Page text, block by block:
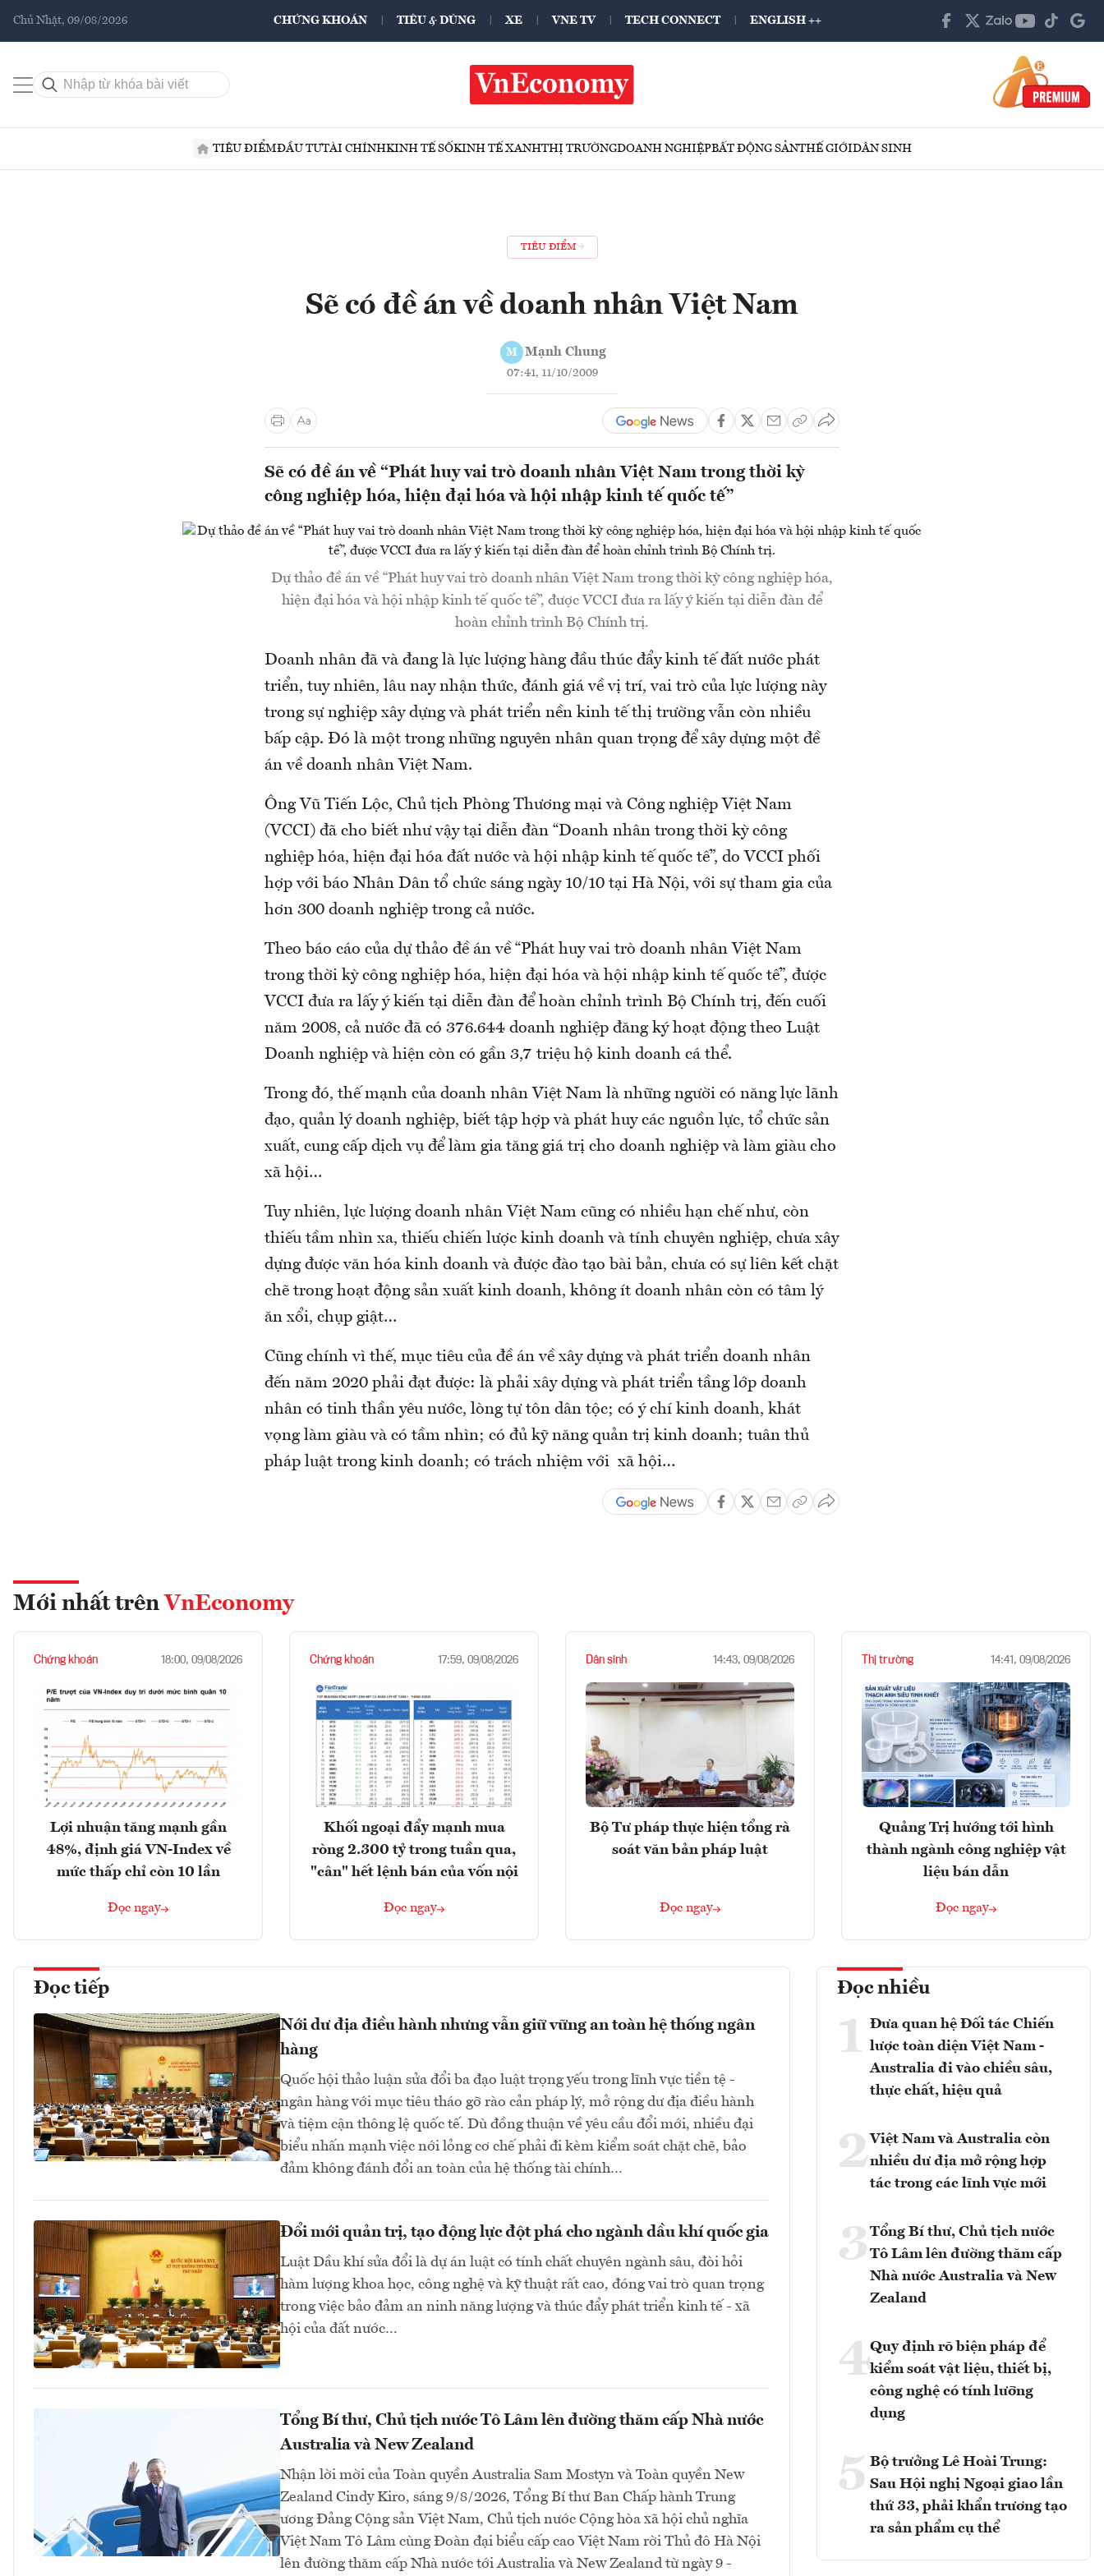
Chủ Nhật, 09/08/2026 CHỨNG KHOÁN TIÊU & DÙNG XE VNE TV TECH CONNECT ENGLISH ++
TIÊU ĐIỂMĐẦU TƯTÀI CHÍNHKINH TẾ SỐKINH TẾ XANHTHỊ TRƯỜNGDOANH NGHIỆPBẤT ĐỘNG SẢNTHẾ GIỚIDÂN SINH
TIÊU ĐIỂM
Sẽ có đề án về doanh nhân Việt Nam
M Mạnh Chung
07:41, 11/10/2009
Sẽ có đề án về “Phát huy vai trò doanh nhân Việt Nam trong thời kỳ
công nghiệp hóa, hiện đại hóa và hội nhập kinh tế quốc tế”
Dự thảo đề án về “Phát huy vai trò doanh nhân Việt Nam trong thời kỳ công nghiệp hóa,
hiện đại hóa và hội nhập kinh tế quốc tế”, được VCCI đưa ra lấy ý kiến tại diễn đàn để
hoàn chỉnh trình Bộ Chính trị.
Doanh nhân đã và đang là lực lượng hàng đầu thúc đẩy kinh tế đất nước phát
triển, tuy nhiên, lâu nay nhận thức, đánh giá về vị trí, vai trò của lực lượng này
trong sự nghiệp xây dựng và phát triển nền kinh tế thị trường vẫn còn nhiều
bấp cập. Đó là một trong những nguyên nhân quan trọng để xây dựng một đề
án về doanh nhân Việt Nam.
Ông Vũ Tiến Lộc, Chủ tịch Phòng Thương mại và Công nghiệp Việt Nam
(VCCI) đã cho biết như vậy tại diễn đàn “Doanh nhân trong thời kỳ công
nghiệp hóa, hiện đại hóa đất nước và hội nhập kinh tế quốc tế”, do VCCI phối
hợp với báo Nhân Dân tổ chức sáng ngày 10/10 tại Hà Nội, với sự tham gia của
hơn 300 doanh nghiệp trong cả nước.
Theo báo cáo của dự thảo đề án về “Phát huy vai trò doanh nhân Việt Nam
trong thời kỳ công nghiệp hóa, hiện đại hóa và hội nhập kinh tế quốc tế”, được
VCCI đưa ra lấy ý kiến tại diễn đàn để hoàn chỉnh trình Bộ Chính trị, đến cuối
năm 2008, cả nước đã có 376.644 doanh nghiệp đăng ký hoạt động theo Luật
Doanh nghiệp và hiện còn có gần 3,7 triệu hộ kinh doanh cá thể.
Trong đó, thế mạnh của doanh nhân Việt Nam là những người có năng lực lãnh
đạo, quản lý doanh nghiệp, biết tập hợp và phát huy các nguồn lực, tổ chức sản
xuất, cung cấp dịch vụ để làm gia tăng giá trị cho doanh nghiệp và làm giàu cho
xã hội…
Tuy nhiên, lực lượng doanh nhân Việt Nam cũng có nhiều hạn chế như, còn
thiếu tầm nhìn xa, thiếu chiến lược kinh doanh và tính chuyên nghiệp, chưa xây
dựng được văn hóa kinh doanh và được đào tạo bài bản, chưa có sự liên kết chặt
chẽ trong hoạt động sản xuất kinh doanh, không ít doanh nhân còn có tâm lý
ăn xổi, chụp giật…
Cũng chính vì thế, mục tiêu của đề án về xây dựng và phát triển doanh nhân
đến năm 2020 phải đạt được: là phải xây dựng và phát triển tầng lớp doanh
nhân có tinh thần yêu nước, lòng tự tôn dân tộc; có ý chí kinh doanh, khát
vọng làm giàu và có tầm nhìn; có đủ kỹ năng quản trị kinh doanh; tuân thủ
pháp luật trong kinh doanh; có trách nhiệm với xã hội…
Mới nhất trên VnEconomy
Chứng khoán 18:00, 09/08/2026
Lợi nhuận tăng mạnh gần
48%, định giá VN-Index về
mức thấp chỉ còn 10 lần
Đọc ngay
Chứng khoán 17:59, 09/08/2026
Khối ngoại đẩy mạnh mua
ròng 2.300 tỷ trong tuần qua,
"cân" hết lệnh bán của vốn nội
Đọc ngay
Dân sinh 14:43, 09/08/2026
Bộ Tư pháp thực hiện tổng rà
soát văn bản pháp luật
Đọc ngay
Thị trường 14:41, 09/08/2026
Quảng Trị hướng tới hình
thành ngành công nghiệp vật
liệu bán dẫn
Đọc ngay
Đọc tiếp
Nới dư địa điều hành nhưng vẫn giữ vững an toàn hệ thống ngân
hàng
Quốc hội thảo luận sửa đổi ba đạo luật trọng yếu trong lĩnh vực tiền tệ -
ngân hàng với mục tiêu tháo gỡ rào cản pháp lý, mở rộng dư địa điều hành
và tiệm cận thông lệ quốc tế. Dù đồng thuận về yêu cầu đổi mới, nhiều đại
biểu nhấn mạnh việc nới lỏng cơ chế phải đi kèm kiểm soát chặt chẽ, bảo
đảm không đánh đổi an toàn của hệ thống tài chính…
Đổi mới quản trị, tạo động lực đột phá cho ngành dầu khí quốc gia
Luật Dầu khí sửa đổi là dự án luật có tính chất chuyên ngành sâu, đòi hỏi
hàm lượng khoa học, công nghệ và kỹ thuật rất cao, đóng vai trò quan trọng
trong việc bảo đảm an ninh năng lượng và thúc đẩy phát triển kinh tế - xã
hội của đất nước…
Tổng Bí thư, Chủ tịch nước Tô Lâm lên đường thăm cấp Nhà nước
Australia và New Zealand
Nhận lời mời của Toàn quyền Australia Sam Mostyn và Toàn quyền New
Zealand Cindy Kiro, sáng 9/8/2026, Tổng Bí thư Ban Chấp hành Trung
ương Đảng Cộng sản Việt Nam, Chủ tịch nước Cộng hòa xã hội chủ nghĩa
Việt Nam Tô Lâm cùng Đoàn đại biểu cấp cao Việt Nam rời Thủ đô Hà Nội
lên đường thăm cấp Nhà nước tới Australia và New Zealand từ ngày 9 -
Đọc nhiều
1 Đưa quan hệ Đối tác Chiến
lược toàn diện Việt Nam -
Australia đi vào chiều sâu,
thực chất, hiệu quả
2Việt Nam và Australia còn
nhiều dư địa mở rộng hợp
tác trong các lĩnh vực mới
3 Tổng Bí thư, Chủ tịch nước
Tô Lâm lên đường thăm cấp
Nhà nước Australia và New
Zealand
4Quy định rõ biện pháp để
kiểm soát vật liệu, thiết bị,
công nghệ có tính lưỡng
dụng
5 Bộ trưởng Lê Hoài Trung:
Sau Hội nghị Ngoại giao lần
thứ 33, phải khẩn trương tạo
ra sản phẩm cụ thể